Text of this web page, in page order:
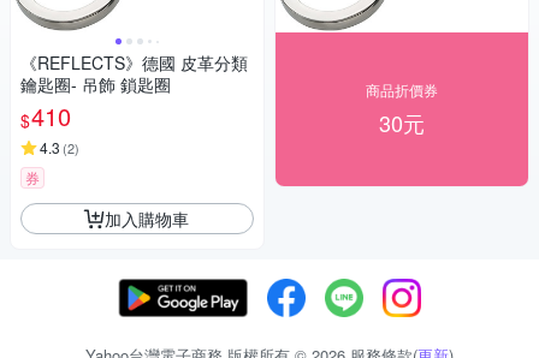
《REFLECTS》德國 皮革分類
鑰匙圈- 吊飾 鎖匙圈
$410
4.3 (2)
券
加入購物車
商品折價券
30元